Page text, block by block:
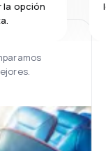
opción